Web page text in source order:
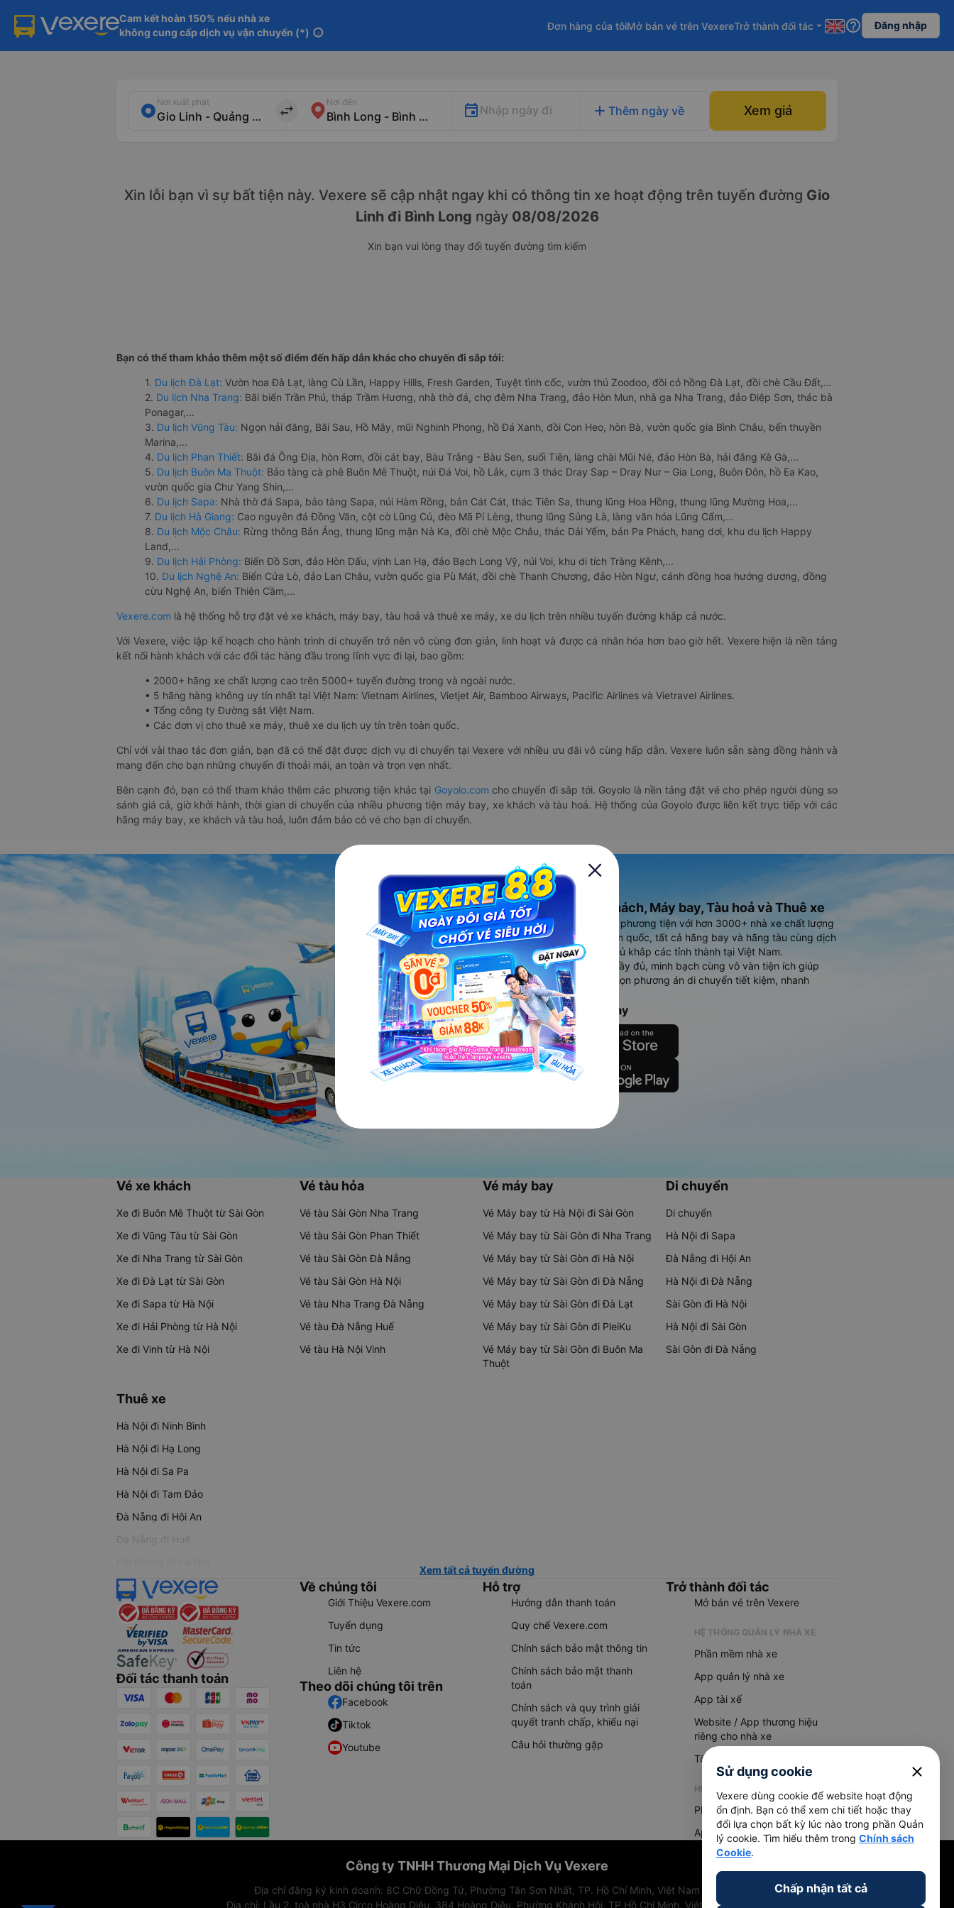
Cam kết hoàn 150% nếu nhà xe
không cung cấp dịch vụ vận chuyển (*) info
Đơn hàng của tôiMở bán vé trên VexereTrở thành đối tác arrow_drop_down help_outline Đăng nhập
Nơi xuất phát
import_export
Nơi đến
Nhập ngày đi add Thêm ngày về Xem giá
Xin lỗi bạn vì sự bất tiện này. Vexere sẽ cập nhật ngay khi có thông tin xe hoạt động trên tuyến đường Gio
Linh đi Bình Long ngày 08/08/2026
Xin bạn vui lòng thay đổi tuyến đường tìm kiếm
Bạn có thể tham khảo thêm một số điểm đến hấp dẫn khác cho chuyến đi sắp tới:
1. Du lịch Đà Lạt: Vườn hoa Đà Lạt, làng Cù Lần, Happy Hills, Fresh Garden, Tuyệt tình cốc, vườn thú Zoodoo, đồi cỏ hồng Đà Lạt, đồi chè Cầu Đất,...
2. Du lịch Nha Trang: Bãi biển Trần Phú, tháp Trầm Hương, nhà thờ đá, chợ đêm Nha Trang, đảo Hòn Mun, nhà ga Nha Trang, đảo Điệp Sơn, thác bà
Ponagar,...
3. Du lịch Vũng Tàu: Ngọn hải đăng, Bãi Sau, Hồ Mây, mũi Nghinh Phong, hồ Đá Xanh, đồi Con Heo, hòn Bà, vườn quốc gia Bình Châu, bến thuyền
Marina,...
4. Du lịch Phan Thiết: Bãi đá Ông Địa, hòn Rơm, đồi cát bay, Bàu Trắng - Bàu Sen, suối Tiên, làng chài Mũi Né, đảo Hòn Bà, hải đăng Kê Gà,...
5. Du lịch Buôn Ma Thuột: Bảo tàng cà phê Buôn Mê Thuột, núi Đá Voi, hồ Lắk, cụm 3 thác Dray Sap – Dray Nur – Gia Long, Buôn Đôn, hồ Ea Kao,
vườn quốc gia Chư Yang Shin,...
6. Du lịch Sapa: Nhà thờ đá Sapa, bảo tàng Sapa, núi Hàm Rồng, bản Cát Cát, thác Tiên Sa, thung lũng Hoa Hồng, thung lũng Mường Hoa,...
7. Du lịch Hà Giang: Cao nguyên đá Đồng Văn, cột cờ Lũng Cú, đèo Mã Pí Lèng, thung lũng Sủng Là, làng văn hóa Lũng Cẩm,...
8. Du lịch Mộc Châu: Rừng thông Bản Áng, thung lũng mận Nà Ka, đồi chè Mộc Châu, thác Dải Yếm, bản Pa Phách, hang dơi, khu du lịch Happy
Land,...
9. Du lịch Hải Phòng: Biển Đồ Sơn, đảo Hòn Dấu, vịnh Lan Hạ, đảo Bạch Long Vỹ, núi Voi, khu di tích Tràng Kênh,...
10. Du lịch Nghệ An: Biển Cửa Lò, đảo Lan Châu, vườn quốc gia Pù Mát, đồi chè Thanh Chương, đảo Hòn Ngư, cánh đồng hoa hướng dương, đồng
cừu Nghệ An, biển Thiên Cầm,...
Vexere.com là hệ thống hỗ trợ đặt vé xe khách, máy bay, tàu hoả và thuê xe máy, xe du lịch trên nhiều tuyến đường khắp cả nước.
Với Vexere, việc lập kế hoạch cho hành trình di chuyển trở nên vô cùng đơn giản, linh hoạt và được cá nhân hóa hơn bao giờ hết. Vexere hiện là nền tảng
kết nối hành khách với các đối tác hàng đầu trong lĩnh vực đi lại, bao gồm:
• 2000+ hãng xe chất lượng cao trên 5000+ tuyến đường trong và ngoài nước.
• 5 hãng hàng không uy tín nhất tại Việt Nam: Vietnam Airlines, Vietjet Air, Bamboo Airways, Pacific Airlines và Vietravel Airlines.
• Tổng công ty Đường sắt Việt Nam.
• Các đơn vị cho thuê xe máy, thuê xe du lịch uy tín trên toàn quốc.
Chỉ với vài thao tác đơn giản, bạn đã có thể đặt được dịch vụ di chuyển tại Vexere với nhiều ưu đãi vô cùng hấp dẫn. Vexere luôn sẵn sàng đồng hành và
mang đến cho bạn những chuyến đi thoải mái, an toàn và trọn vẹn nhất.
Bên cạnh đó, bạn có thể tham khảo thêm các phương tiện khác tại Goyolo.com cho chuyến đi sắp tới. Goyolo là nền tảng đặt vé cho phép người dùng so
sánh giá cả, giờ khởi hành, thời gian di chuyển của nhiều phương tiện máy bay, xe khách và tàu hoả. Hệ thống của Goyolo được liên kết trực tiếp với các
hãng máy bay, xe khách và tàu hoả, luôn đảm bảo có vé cho bạn di chuyển.
Ứng dụng đặt vé Xe khách, Máy bay, Tàu hoả và Thuê xe
Vexere - ứng dụng đặt vé đa phương tiện với hơn 3000+ nhà xe chất lượng
cao, 5000+ tuyến đường toàn quốc, tất cả hãng bay và hãng tàu cùng dịch
vụ thuê xe máy, xe du lịch phủ khắp các tỉnh thành tại Việt Nam.
Ứng dụng hiển thị thông tin đầy đủ, minh bạch cùng vô vàn tiện ích giúp
người dùng so sánh và lựa chọn phương án di chuyển tiết kiệm, nhanh
chóng và phù hợp nhất.
Tải ứng dụng Vexere ngay
Vé xe khách
Xe đi Buôn Mê Thuột từ Sài Gòn
Xe đi Vũng Tàu từ Sài Gòn
Xe đi Nha Trang từ Sài Gòn
Xe đi Đà Lạt từ Sài Gòn
Xe đi Sapa từ Hà Nội
Xe đi Hải Phòng từ Hà Nội
Xe đi Vinh từ Hà Nội
Vé tàu hỏa
Vé tàu Sài Gòn Nha Trang
Vé tàu Sài Gòn Phan Thiết
Vé tàu Sài Gòn Đà Nẵng
Vé tàu Sài Gòn Hà Nội
Vé tàu Nha Trang Đà Nẵng
Vé tàu Đà Nẵng Huế
Vé tàu Hà Nội Vinh
Vé máy bay
Vé Máy bay từ Hà Nội đi Sài Gòn
Vé Máy bay từ Sài Gòn đi Nha Trang
Vé Máy bay từ Sài Gòn đi Hà Nội
Vé Máy bay từ Sài Gòn đi Đà Nẵng
Vé Máy bay từ Sài Gòn đi Đà Lạt
Vé Máy bay từ Sài Gòn đi PleiKu
Vé Máy bay từ Sài Gòn đi Buôn Ma
Thuột
Di chuyển
Di chuyển
Hà Nội đi Sapa
Đà Nẵng đi Hội An
Hà Nội đi Đà Nẵng
Sài Gòn đi Hà Nội
Hà Nội đi Sài Gòn
Sài Gòn đi Đà Nẵng
Thuê xe
Hà Nội đi Ninh Bình
Hà Nội đi Hạ Long
Hà Nội đi Sa Pa
Hà Nội đi Tam Đảo
Đà Nẵng đi Hội An
Đà Nẵng đi Huế
Xem tất cả tuyến đường
Đối tác thanh toán
Về chúng tôi
Giới Thiệu Vexere.com
Tuyển dụng
Tin tức
Liên hệ
Theo dõi chúng tôi trên
Facebook
Tiktok
Youtube
Hỗ trợ
Hướng dẫn thanh toán
Quy chế Vexere.com
Chính sách bảo mật thông tin
Chính sách bảo mật thanh
toán
Chính sách và quy trình giải
quyết tranh chấp, khiếu nại
Câu hỏi thường gặp
Trở thành đối tác
Mở bán vé trên Vexere
HỆ THỐNG QUẢN LÝ NHÀ XE
Phần mềm nhà xe
App quản lý nhà xe
App tài xế
Website / App thương hiệu
riêng cho nhà xe
Tổng đài AI
HỆ THỐNG QUẢN LÝ HÀNG HOÁ
Phần mềm quản lý hàng hoá
App quản lý hàng hoá
Công ty TNHH Thương Mại Dịch Vụ Vexere
Địa chỉ đăng ký kinh doanh: 8C Chữ Đồng Tử, Phường Tân Sơn Nhất, TP. Hồ Chí Minh, Việt Nam
Địa chỉ: Lầu 2, toà nhà H3 Circo Hoàng Diệu, 384 Hoàng Diệu, Phường Khánh Hội, TP Hồ Chí Minh, Việt Nam
Sử dụng cookie close
Vexere dùng cookie để website hoạt động
ổn định. Bạn có thể xem chi tiết hoặc thay
đổi lựa chọn bất kỳ lúc nào trong phần Quản
lý cookie. Tìm hiểu thêm trong Chính sách
Cookie.
Chấp nhận tất cả